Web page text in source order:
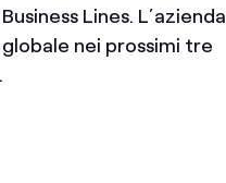
Lines. L’azienda
nei prossimi tre